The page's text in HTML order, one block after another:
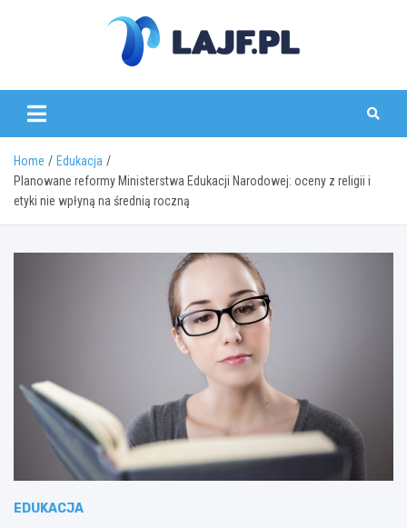
lajf.pl
Home
Edukacja
Planowane reformy Ministerstwa Edukacji Narodowej: oceny z religii i
etyki nie wpłyną na średnią roczną
EDUKACJA